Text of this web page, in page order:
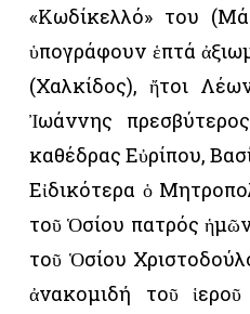
«Κωδίκελλό» του
ὑπογράφουν ἑπτά
(Χαλκίδος), ἤτοι
Ἰωάννης
καθέδρας Εὐρίπου,
Εἰδικότερα ὁ
τοῦ Ὁσίου πατρός
τοῦ Ὁσίου
ἀνακομιδή τοῦ